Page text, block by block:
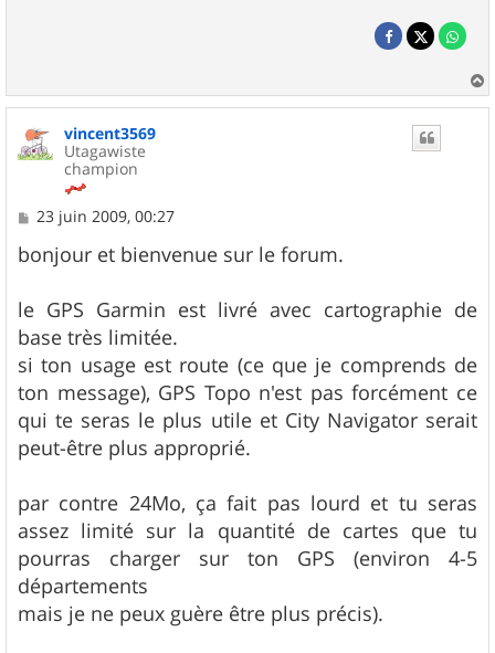
a
vincent3569
Utagawiste
champion
M
s
s
g
e
23 juin 2009, 00:27
bonjour et bienvenue sur le forum.
le GPS Garmin est livré avec cartographie de
base très limitée.
si ton usage est route (ce que je comprends de
ton message), GPS Topo n'est pas forcément ce
qui te seras le plus utile et City Navigator serait
peut-être plus approprié.
par contre 24Mo, ça fait pas lourd et tu seras
assez limité sur la quantité de cartes que tu
pourras charger sur ton GPS (environ 4-5
départements
mais je ne peux guère être plus précis).